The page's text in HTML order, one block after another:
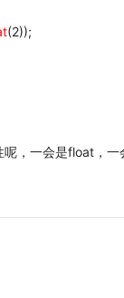
(2));
，一会是float，一